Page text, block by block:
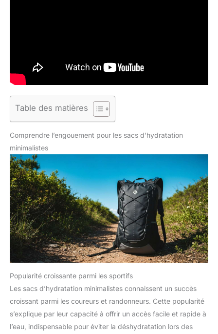
Table des matières
Comprendre l’engouement pour les sacs d’hydratation
minimalistes
Popularité croissante parmi les sportifs
Les sacs d’hydratation minimalistes connaissent un succès
croissant parmi les coureurs et randonneurs. Cette popularité
s’explique par leur capacité à offrir un accès facile et rapide à
l’eau, indispensable pour éviter la déshydratation lors des